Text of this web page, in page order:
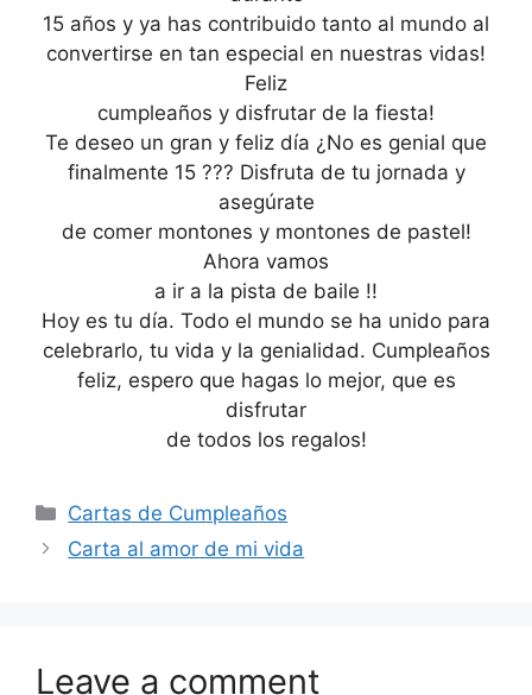
15 años y ya has contribuido tanto al mundo al
convertirse en tan especial en nuestras vidas!
Feliz
cumpleaños y disfrutar de la fiesta!
Te deseo un gran y feliz día ¿No es genial que
finalmente 15 ??? Disfruta de tu jornada y
asegúrate
de comer montones y montones de pastel!
Ahora vamos
a ir a la pista de baile !!
Hoy es tu día. Todo el mundo se ha unido para
celebrarlo, tu vida y la genialidad. Cumpleaños
feliz, espero que hagas lo mejor, que es
disfrutar
de todos los regalos!
Categories
Cartas de Cumpleaños
Carta al amor de mi vida
Leave a comment